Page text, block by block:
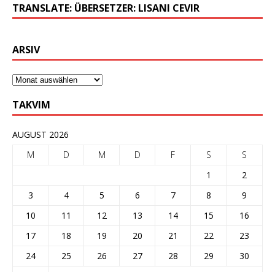
TRANSLATE: ÜBERSETZER: LISANI CEVIR
ARSIV
TAKVIM
AUGUST 2026
M
D M D F S
S
1
2
3
4 5 6 7 8
9
10
11 12 13 14 15
16
17
18 19 20 21 22
23
24
25 26 27 28 29
30